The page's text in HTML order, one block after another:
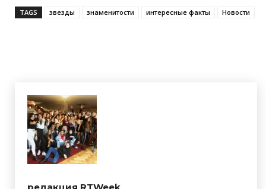
TAGS звезды знаменитости интересные факты Новости